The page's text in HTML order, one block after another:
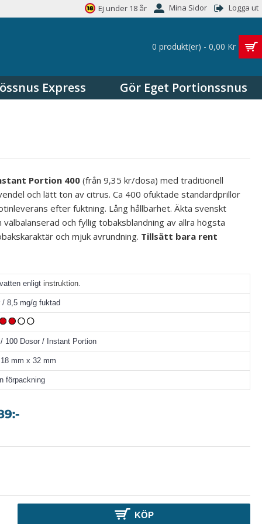
Ej under 18 år Mina Sidor Logga ut
0 produkt(er) - 0,00 Kr
Express Gör Eget Portionssnus
Portion 400 (från 9,35 kr/dosa) med traditionell
och lätt ton av citrus. Ca 400 ofuktade standardprillor
efter fuktning. Lång hållbarhet. Äkta svenskt
och fyllig tobaksblandning av allra högsta
och mjuk avrundning. Tillsätt bara rent
enligt instruktion.
/ 8,5 mg/g fuktad
100 Dosor / Instant Portion
mm x 32 mm
förpackning
KÖP